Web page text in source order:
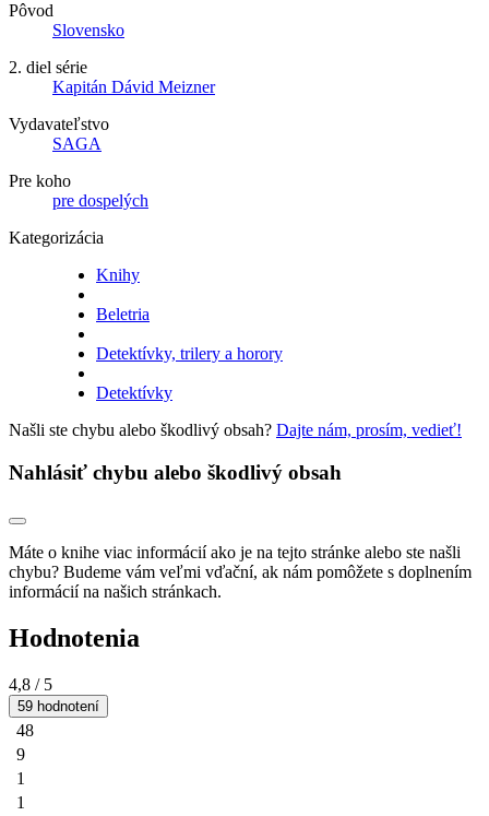
Pôvod
Slovensko
2. diel série
Kapitán Dávid Meizner
Vydavateľstvo
SAGA
Pre koho
pre dospelých
Kategorizácia
Knihy
Beletria
Detektívky, trilery a horory
Detektívky
Našli ste chybu alebo škodlivý obsah? Dajte nám, prosím, vedieť!
Nahlásiť chybu alebo škodlivý obsah
Máte o knihe viac informácií ako je na tejto stránke alebo ste našli
chybu? Budeme vám veľmi vďační, ak nám pomôžete s doplnením
informácií na našich stránkach.
Hodnotenia
4,8 / 5
59 hodnotení
48
9
1
1